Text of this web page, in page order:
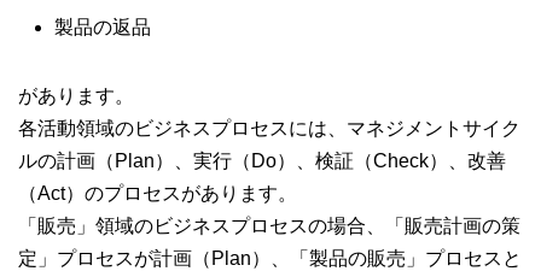
製品の返品
があります。
各活動領域のビジネスプロセスには、マネジメントサイク
ルの計画（Plan）、実行（Do）、検証（Check）、改善
（Act）のプロセスがあります。
「販売」領域のビジネスプロセスの場合、「販売計画の策
定」プロセスが計画（Plan）、「製品の販売」プロセスと